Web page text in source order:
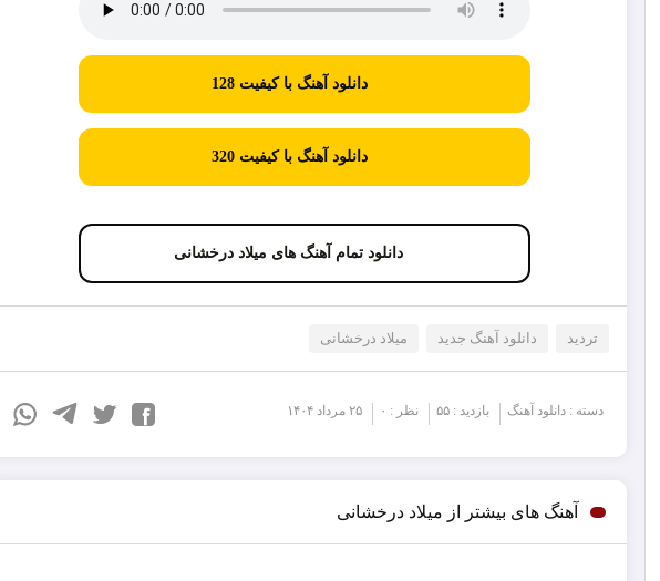
دانلود آهنگ با کیفیت 128
دانلود آهنگ با کیفیت 320
دانلود تمام آهنگ های میلاد درخشانی
تردید دانلود آهنگ جدید میلاد درخشانی
دسته : دانلود آهنگ بازدید : ۵۵ نظر : ۰ ۲۵ مرداد ۱۴۰۴
آهنگ های بیشتر از میلاد درخشانی